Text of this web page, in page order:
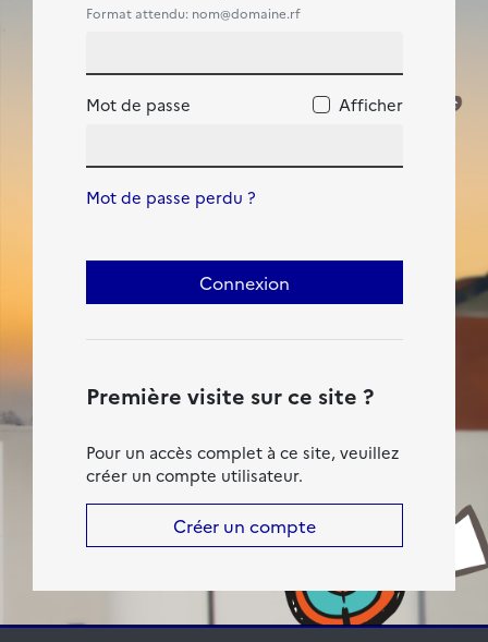
Format attendu: nom@domaine.rf
Mot de passe Afficher
Mot de passe perdu ?
Connexion
Première visite sur ce site ?
Pour un accès complet à ce site, veuillez
créer un compte utilisateur.
Créer un compte